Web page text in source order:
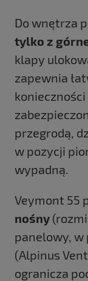
Do wnętrza
tylko z
klapy
zapewnia
przegrodą,
w pozycji
wypadną.
Veymont 55
nośny
panelowy, w
(Alpinus
ogranicza